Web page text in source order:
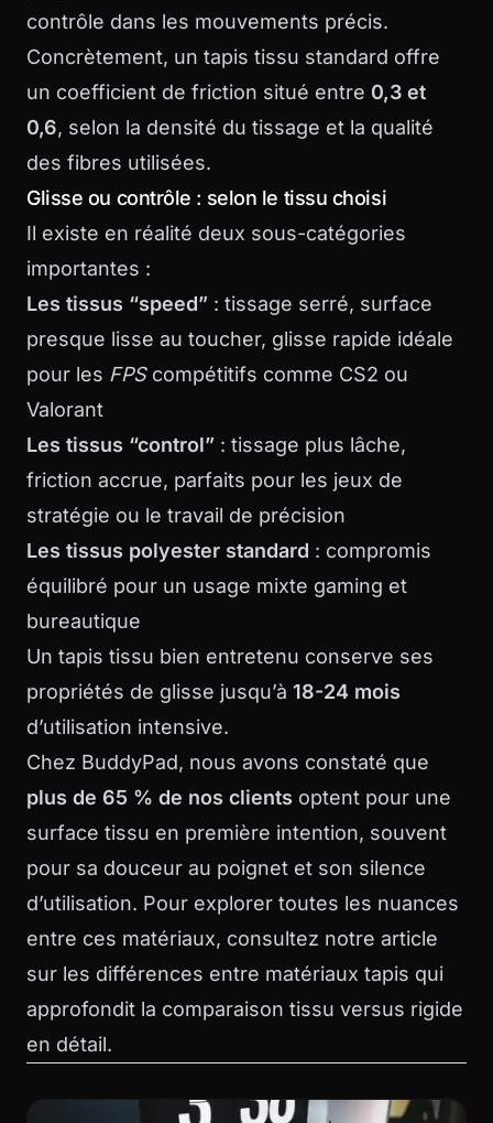
contrôle dans les mouvements précis.
Concrètement, un tapis tissu standard offre
un coefficient de friction situé entre 0,3 et
0,6, selon la densité du tissage et la qualité
des fibres utilisées.
Glisse ou contrôle : selon le tissu choisi
Il existe en réalité deux sous-catégories
importantes :
Les tissus “speed” : tissage serré, surface
presque lisse au toucher, glisse rapide idéale
pour les FPScompétitifs comme CS2 ou
Valorant
Les tissus “control” : tissage plus lâche,
friction accrue, parfaits pour les jeux de
stratégie ou le travail de précision
Les tissus polyester standard : compromis
équilibré pour un usage mixte gaming et
bureautique
Un tapis tissu bien entretenu conserve ses
propriétés de glisse jusqu’à 18-24 mois
d’utilisation intensive.
Chez BuddyPad, nous avons constaté que
plus de 65 % de nos clients optent pour une
surface tissu en première intention, souvent
pour sa douceur au poignet et son silence
d’utilisation. Pour explorer toutes les nuances
entre ces matériaux, consultez notre article
sur les différences entre matériaux tapis qui
approfondit la comparaison tissu versus rigide
en détail.